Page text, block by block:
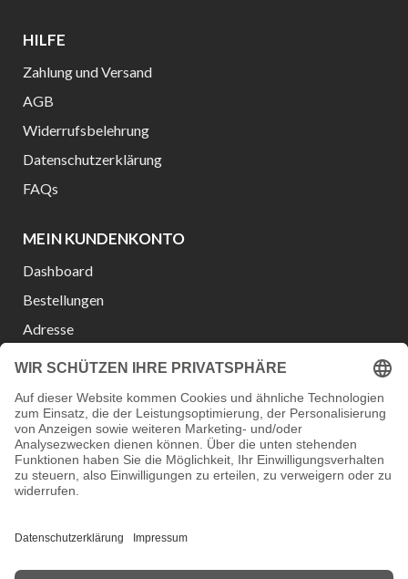
HILFE
Zahlung und Versand
AGB
Widerrufsbelehrung
Datenschutzerklärung
FAQs
MEIN KUNDENKONTO
Dashboard
Bestellungen
Adresse
Konto-Details
Passwort vergessen?
Versanddienstleister:
Zahlungsmöglichkeiten:
Vertrag widerrufen